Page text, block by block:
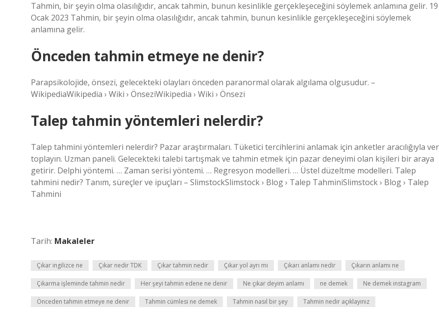
Tahmin, bir şeyin olma olasılığıdır, ancak tahmin, bunun kesinlikle gerçekleşeceğini söylemek anlamına gelir. 19
Ocak 2023 Tahmin, bir şeyin olma olasılığıdır, ancak tahmin, bunun kesinlikle gerçekleşeceğini söylemek
anlamına gelir.
Önceden tahmin etmeye ne denir?
Parapsikolojide, önsezi, gelecekteki olayları önceden paranormal olarak algılama olgusudur. –
WikipediaWikipedia › Wiki › ÖnseziWikipedia › Wiki › Önsezi
Talep tahmin yöntemleri nelerdir?
Talep tahmini yöntemleri nelerdir? Pazar araştırmaları. Tüketici tercihlerini anlamak için anketler aracılığıyla
toplayın. Uzman paneli. Gelecekteki talebi tartışmak ve tahmin etmek için pazar deneyimi olan kişileri bir araya
getirir. Delphi yöntemi. … Zaman serisi yöntemi. … Regresyon modelleri. … Üstel düzeltme modelleri. Talep
tahmini nedir? Tanım, süreçler ve ipuçları – SlimstockSlimstock › Blog › Talep TahminiSlimstock › Blog › Talep
Tahmini
Tarih: Makaleler
Çıkar ingilizce ne Çıkar nedir TDK Çıkar tahmin nedir Çıkar yol ayrı mı Çıkarı anlamı nedir Çıkarın anlamı ne
Çıkarma işleminde tahmin nedir Her şeyi tahmin edene ne denir Ne çıkar deyim anlamı ne demek Ne demek instagram
Önceden tahmin etmeye ne denir Tahmin cümlesi ne demek Tahmin nasıl bir şey Tahmin nedir açıklayınız